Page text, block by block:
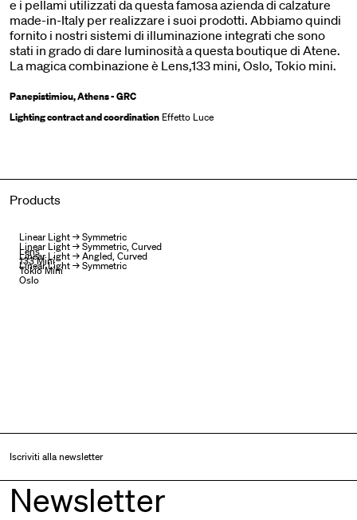
e i pellami utilizzati da questa famosa azienda di calzature
made-in-Italy per realizzare i suoi prodotti. Abbiamo quindi
fornito i nostri sistemi di illuminazione integrati che sono
stati in grado di dare luminosità a questa boutique di Atene.
La magica combinazione è Lens,133 mini, Oslo, Tokio mini.
Panepistimiou, Athens - GRC
Lighting contract and coordination Effetto Luce
Products
Linear Light → Symmetric
Lens
Linear Light → Symmetric, Curved
133 Mini
Linear Light → Angled, Curved
Tokio Mini
Linear Light → Symmetric
Oslo
Iscriviti alla newsletter
Newsletter